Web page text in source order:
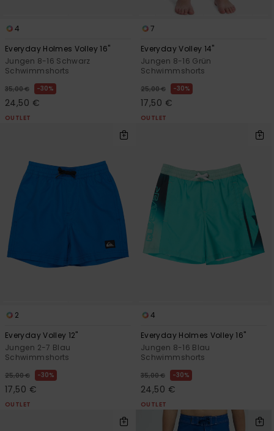
4
Everyday Holmes Volley 16"
Jungen 8-16 Schwarz
Schwimmshorts
35,00 € 30%
24,50 €
OUTLET
7
Everyday Volley 14"
Jungen 8-16 Grün
Schwimmshorts
25,00 € 30%
17,50 €
OUTLET
2
Everyday Volley 12"
Jungen 2-7 Blau
Schwimmshorts
25,00 € 30%
17,50 €
OUTLET
4
Everyday Holmes Volley 16"
Jungen 8-16 Blau
Schwimmshorts
35,00 € 30%
24,50 €
OUTLET